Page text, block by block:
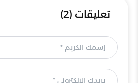
تعليقات (2)